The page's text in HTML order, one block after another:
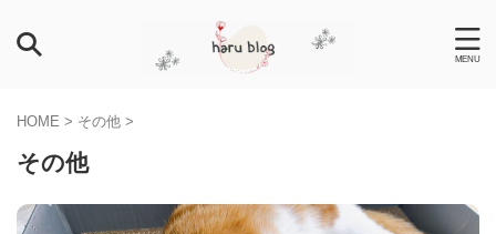
HOME > その他 >
その他